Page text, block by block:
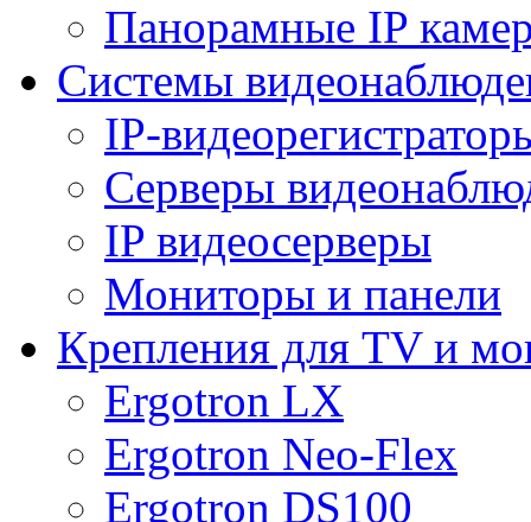
Панорамные IP
Системы
IP-
Серверы
IP видеосерверы
Мониторы и панели
Крепления для TV и
Ergotron LX
Ergotron Neo-Flex
Ergotron DS100